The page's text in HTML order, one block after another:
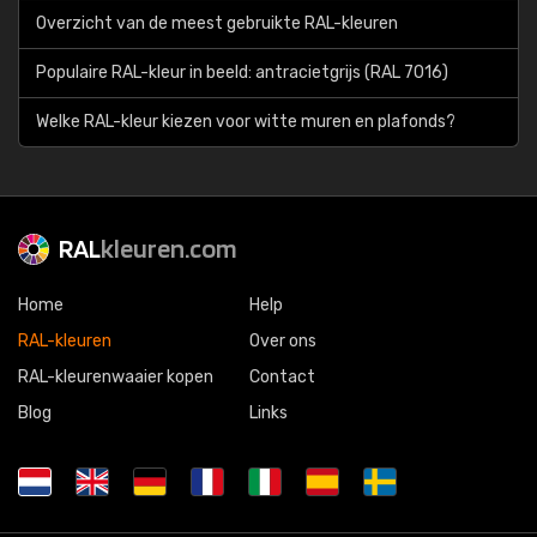
Overzicht van de meest gebruikte RAL-kleuren
Populaire RAL-kleur in beeld: antracietgrijs (RAL 7016)
Welke RAL-kleur kiezen voor witte muren en plafonds?
RALkleuren.com
Home
RAL-kleuren
RAL-kleurenwaaier kopen
Blog
Help
Over ons
Contact
Links